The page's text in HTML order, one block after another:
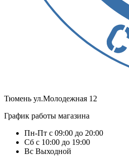
Тюмень ул.Молодежная 12
График работы магазина
Пн-Пт с 09:00 до 20:00
Сб с 10:00 до 19:00
Вс Выходной